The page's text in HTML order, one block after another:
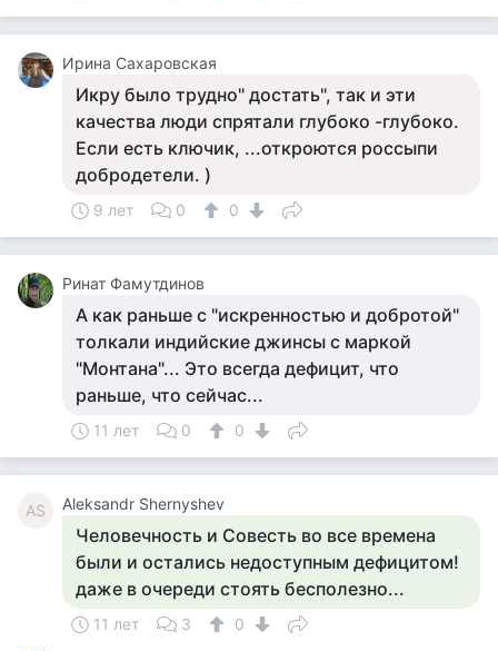
Ирина Сахаровская
Икру было трудно" достать", так и эти
качества люди спрятали глубоко -глубоко.
Если есть ключик, ...откроются россыпи
добродетели. )
9 лет 0 0
Ринат Фамутдинов
А как раньше с "искренностью и добротой"
толкали индийские джинсы с маркой
"Монтана"... Это всегда дефицит, что
раньше, что сейчас...
11 лет 0 0
AS Aleksandr Shernyshev
Человечность и Совесть во все времена
были и остались недоступным дефицитом!
даже в очереди стоять бесполезно...
11 лет 3
0